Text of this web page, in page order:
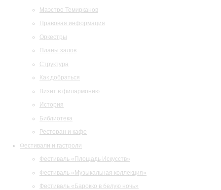
Маэстро Темирканов
Правовая информация
Оркестры
Планы залов
Структура
Как добраться
Визит в филармонию
История
Библиотека
Ресторан и кафе
Фестивали и гастроли
Фестиваль «Площадь Искусств»
Фестиваль «Музыкальная коллекция»
Фестиваль «Барокко в белую ночь»